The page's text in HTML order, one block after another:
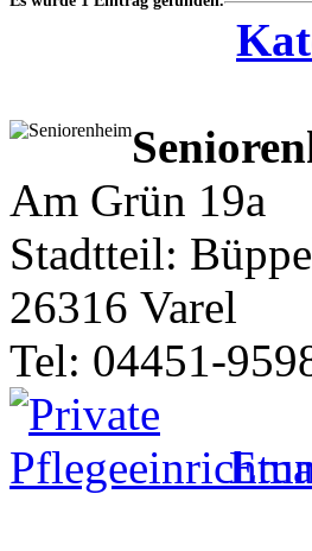
Am Grün 19a
Stadtteil:
26316 Varel
Tel: 04451-